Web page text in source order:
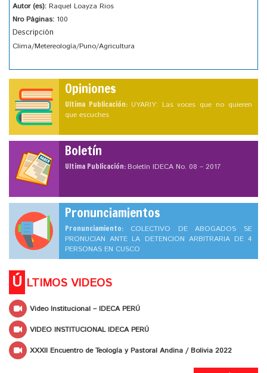
Autor (es): Raquel Loayza Rios
Nro Páginas: 100
Descripción
Clima/Metereología/Puno/Agricultura
Opiniones
Ultima Publicación: UYARIY: Las voces que no quieren
que escuches
Boletín
Ultima Publicación:Boletín IDECA No. 08 – 2017
Pronunciamientos
Pronunciamiento: COLECTIVO DE ABOGADOS SE
PRONUCIAN ANTE LA DETENCION ARBITRARIA DE 4
PERSONAS EN CUSCO
Ú LTIMOS VIDEOS
Video Institucional – IDECA PERÚ
VIDEO INSTITUCIONAL IDECA PERÚ
XXXII Encuentro de Teología y Pastoral Andina / Bolivia 2022